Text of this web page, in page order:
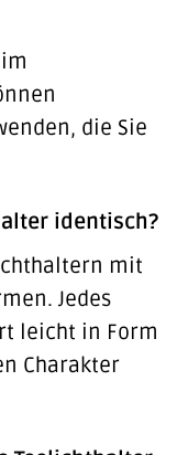
die Sie
identisch?
mit
Jedes
leicht in Form
Charakter